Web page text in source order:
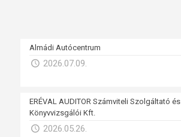
Almádi Autócentrum
2026.07.09.
ERÉVAL AUDITOR Számviteli Szolgáltató és
Könyvvizsgálói Kft.
2026.05.26.